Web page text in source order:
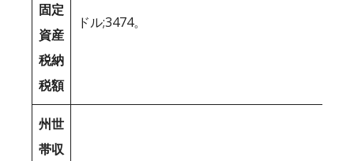
固定
資産
税納
税額
ドル;3474。
州世
帯収